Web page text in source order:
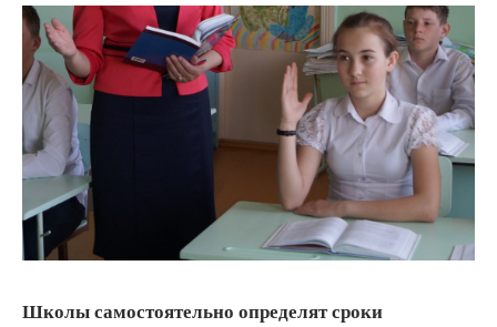
Школы самостоятельно определят сроки